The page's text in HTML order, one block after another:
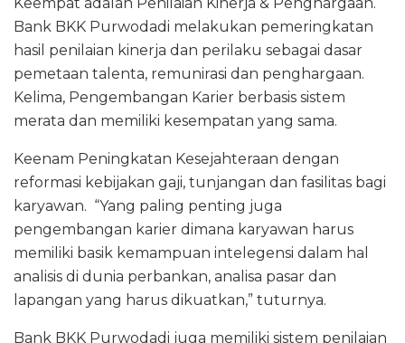
Bank BKK Purwodadi melakukan pemeringkatan
hasil penilaian kinerja dan perilaku sebagai dasar
pemetaan talenta, remunirasi dan penghargaan.
Kelima, Pengembangan Karier berbasis sistem
merata dan memiliki kesempatan yang sama.
Keenam Peningkatan Kesejahteraan dengan
reformasi kebijakan gaji, tunjangan dan fasilitas bagi
karyawan. “Yang paling penting juga
pengembangan karier dimana karyawan harus
memiliki basik kemampuan intelegensi dalam hal
analisis di dunia perbankan, analisa pasar dan
lapangan yang harus dikuatkan,” tuturnya.
Bank BKK Purwodadi juga memiliki sistem penilaian